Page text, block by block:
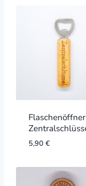
Flaschenöffner
5,90 €